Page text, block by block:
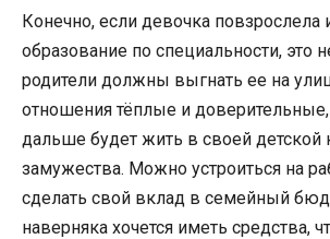
Конечно, если девочка повзрослела
образование по специальности, это
родители должны выгнать ее на
отношения тёплые и
дальше будет жить в своей детской
замужества. Можно устроиться на
сделать свой вклад в семейный
наверняка хочется иметь средства,